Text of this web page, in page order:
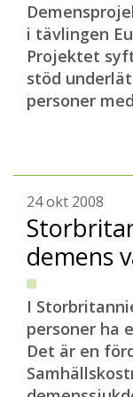
i tävlingen
Projektet
stöd
personer
24 okt 2008
demens
I
personer ha
Det är en